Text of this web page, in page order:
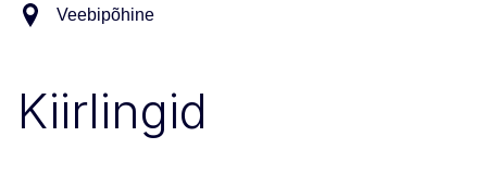
Veebipõhine
Kiirlingid